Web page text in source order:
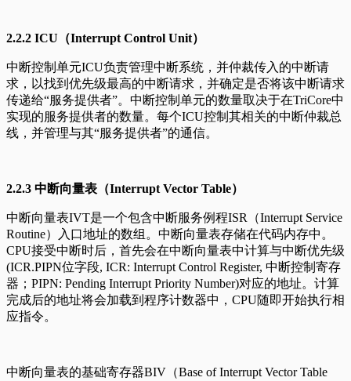
2.2.2 ICU（Interrupt Control Unit）
中断控制单元ICU负责管理中断系统，并仲裁传入的中断请
求，以找到优先级最高的中断请求，并确定是否将该中断请求
传递给“服务提供者”。中断控制单元的数量取决于在TriCore中
实现的服务提供者的数量。每个ICU控制其相关的中断仲裁总
线，并管理与其“服务提供者”的通信。
2.2.3 中断向量表（Interrupt Vector Table）
中断向量表IVT是一个包含中断服务例程ISR（Interrupt Service
Routine）入口地址的数组。中断向量表存储在代码内存中。
CPU接受中断时后，首先会在中断向量表中计算与中断优先级
(ICR.PIPN位字段, ICR: Interrupt Control Register, 中断控制寄存
器；PIPN: Pending Interrupt Priority Number)对应的地址。计算
完成后的地址将会加载到程序计数器中，CPU随即开始执行相
应指令。
中断向量表的基础寄存器BIV（Base of Interrupt Vector Table